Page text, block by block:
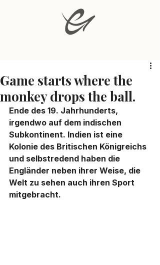
Game starts where the
monkey drops the ball.
Ende des 19. Jahrhunderts,
irgendwo auf dem indischen
Subkontinent. Indien ist eine
Kolonie des Britischen Königreichs
und selbstredend haben die
Engländer neben ihrer Weise, die
Welt zu sehen auch ihren Sport
mitgebracht.